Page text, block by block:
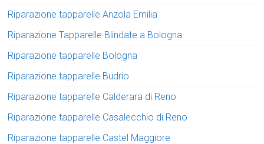
Riparazione tapparelle Anzola Emilia
Riparazione Tapparelle Blindate a Bologna
Riparazione tapparelle Bologna
Riparazione tapparelle Budrio
Riparazione tapparelle Calderara di Reno
Riparazione tapparelle Casalecchio di Reno
Riparazione tapparelle Castel Maggiore